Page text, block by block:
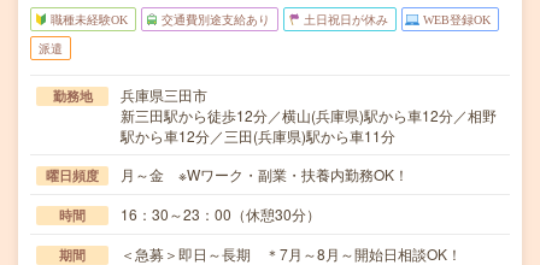
職種未経験OK 交通費別途支給あり 土日祝日が休み WEB登録OK
派遣
勤務地
兵庫県三田市
新三田駅から徒歩12分／横山(兵庫県)駅から車12分／相野
駅から車12分／三田(兵庫県)駅から車11分
曜日頻度 月～金 ※Wワーク・副業・扶養内勤務OK！
時間 16：30～23：00（休憩30分）
期間 ＜急募＞即日～長期 ＊7月～8月～開始日相談OK！